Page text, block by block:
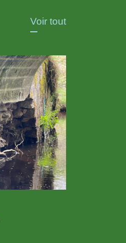
Voir tout